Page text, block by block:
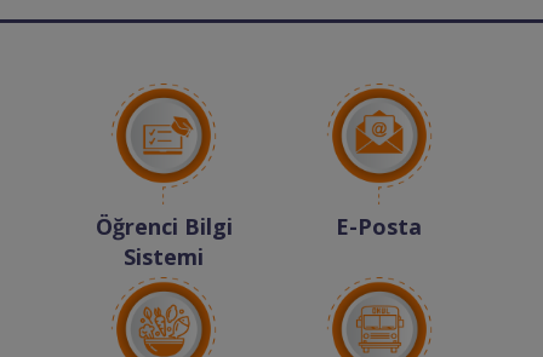
Öğrenci Bilgi
Sistemi
E-Posta